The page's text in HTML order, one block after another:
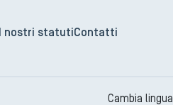
I nostri statuti Contatti
Cambia lingua